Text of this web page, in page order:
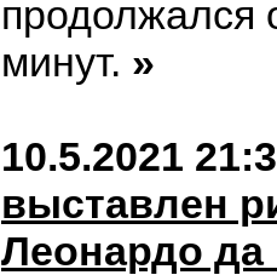
продолжался
минут. »
10.5.2021
выставлен
Леонардо